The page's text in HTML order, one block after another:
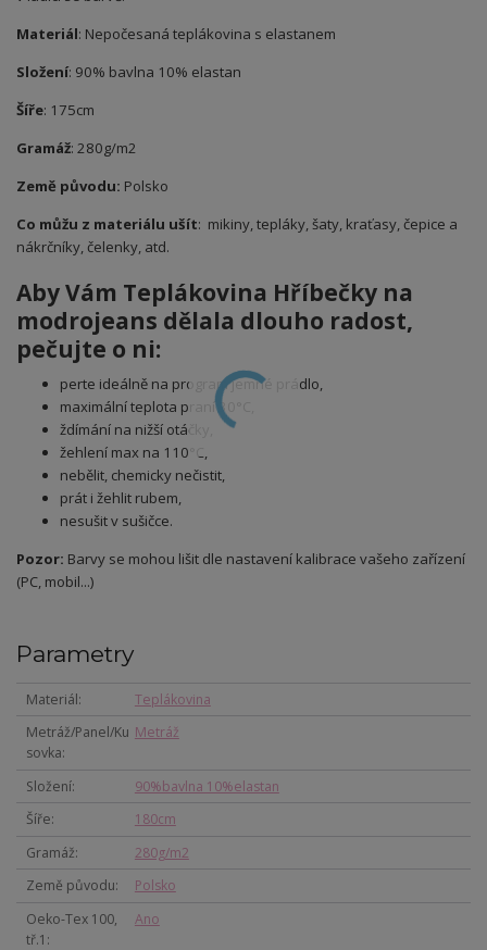
Materiál: Nepočesaná teplákovina s elastanem
Složení: 90% bavlna 10% elastan
Šíře: 175cm
Gramáž: 280g/m2
Země původu: Polsko
Co můžu z materiálu ušít: mikiny, tepláky, šaty, kraťasy, čepice a
nákrčníky, čelenky, atd.
Aby Vám Teplákovina Hříbečky na
modrojeans dělala dlouho radost,
pečujte o ni:
perte ideálně na program jemné prádlo,
maximální teplota praní 30°C,
ždímání na nižší otáčky,
žehlení max na 110°C,
nebělit, chemicky nečistit,
prát i žehlit rubem,
nesušit v sušičce.
Pozor: Barvy se mohou lišit dle nastavení kalibrace vašeho zařízení
(PC, mobil...)
Parametry
Materiál
Teplákovina
Metráž/Panel/Ku
sovka
Metráž
Složení
90%bavlna 10%elastan
Šíře
180cm
Gramáž
280g/m2
Země původu
Polsko
Oeko-Tex 100,
tř.1
Ano